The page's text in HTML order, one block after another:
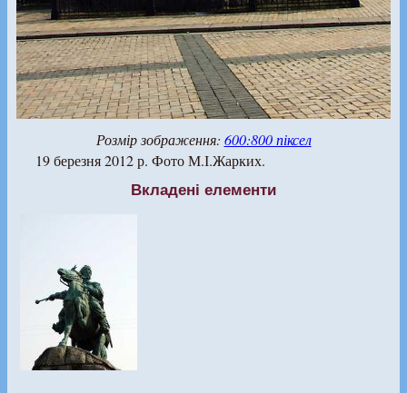
Розмір зображення: 600:800 піксел
19 березня 2012 р. Фото М.І.Жарких.
Вкладені елементи